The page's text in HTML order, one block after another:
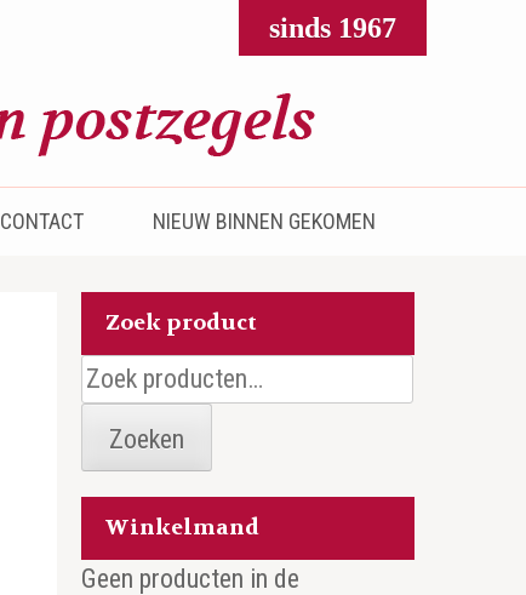
sinds 1967
CONTACT NIEUW BINNEN GEKOMEN
Zoek product
Zoeken
naar:
Zoeken
Winkelmand
Geen producten in de